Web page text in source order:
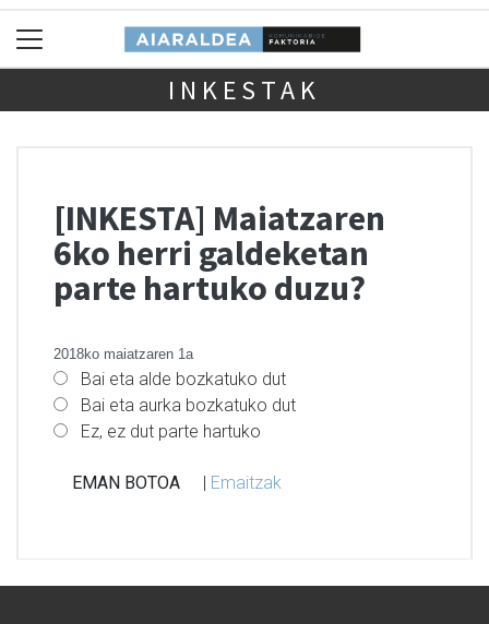
INKESTAK
[INKESTA] Maiatzaren
6ko herri galdeketan
parte hartuko duzu?
2018ko maiatzaren 1a
Bai eta alde bozkatuko dut
Bai eta aurka bozkatuko dut
Ez, ez dut parte hartuko
| Emaitzak